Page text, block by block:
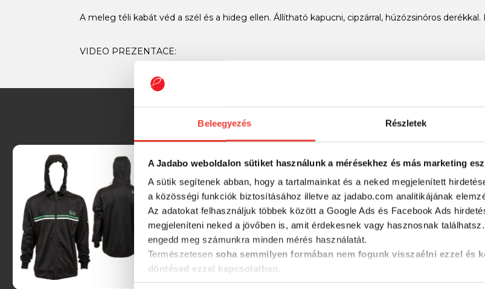
Beleegyezés Részletek
A Jadabo weboldalon sütiket használunk a mérésekhez és más marketing
A sütik segítenek abban, hogy a tartalmainkat és a neked megjelenített
a közösségi funkciók biztosításához illetve az jadabo.com analitikájának
Az adatokat felhasználjuk többek között a Google Ads és Facebook Ads
megjeleníteni neked a jövőben is, amit érdekesnek vagy hasznosnak
engedd meg számunkra minden mérés használatát.
Természetesen soha semmilyen formában nem fogunk visszaélni ezzel és
döntésed ezzel kapcsolatban.
Előre is köszönjük!
A meleg téli kabát véd a szél és a hideg ellen. Állítható kapucni, cipzárral, húzózsinóros
VIDEO PREZENTACE:
SZINTÉN